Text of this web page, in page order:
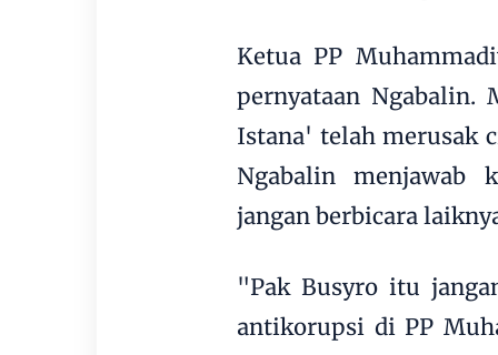
Ketua PP
pernyataan Ngabalin.
Istana' telah merusak
Ngabalin menjawab
jangan berbicara
"Pak Busyro itu
antikorupsi di PP